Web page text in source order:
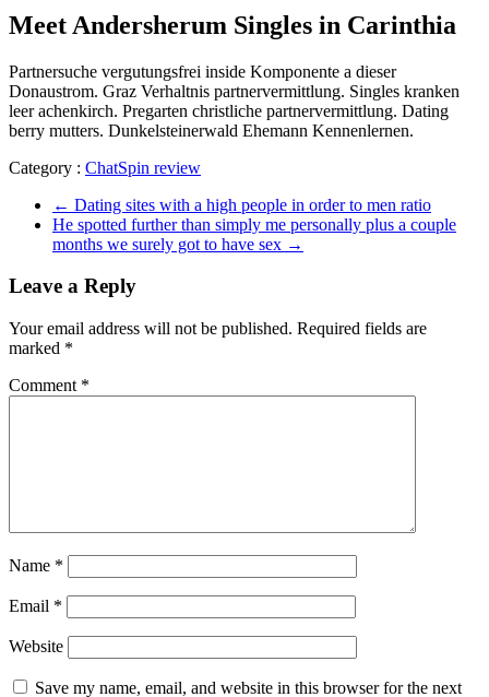
Meet Andersherum Singles in Carinthia
Partnersuche vergutungsfrei inside Komponente a dieser
Donaustrom. Graz Verhaltnis partnervermittlung. Singles kranken
leer achenkirch. Pregarten christliche partnervermittlung. Dating
berry mutters. Dunkelsteinerwald Ehemann Kennenlernen.
Category : ChatSpin review
← Dating sites with a high people in order to men ratio
He spotted further than simply me personally plus a couple
months we surely got to have sex →
Leave a Reply
Your email address will not be published. Required fields are
marked *
Comment *
Name *
Email *
Website
Save my name, email, and website in this browser for the next